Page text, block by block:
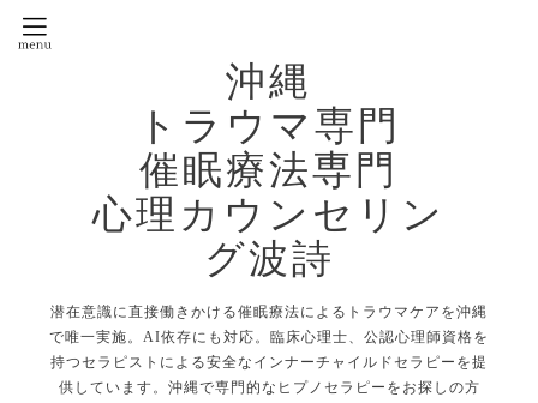
沖縄
トラウマ専門
催眠療法専門
心理カウンセリン
グ波詩
潜在意識に直接働きかける催眠療法によるトラウマケアを沖縄
で唯一実施。AI依存にも対応。臨床心理士、公認心理師資格を
持つセラピストによる安全なインナーチャイルドセラピーを提
供しています。沖縄で専門的なヒプノセラピーをお探しの方